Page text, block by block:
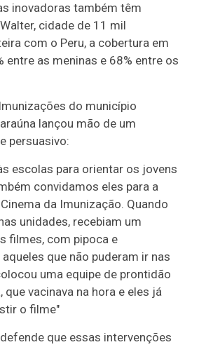
inovadoras também têm
cidade de 11 mil
com o Peru, a cobertura em
entre as meninas e 68% entre os
do município
lançou mão de um
persuasivo:
escolas para orientar os jovens
convidamos eles para a
da Imunização. Quando
unidades, recebiam um
filmes, com pipoca e
que não puderam ir nas
uma equipe de prontidão
que vacinava na hora e eles já
o filme"
que essas intervenções